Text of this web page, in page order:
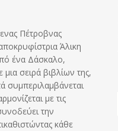
Πέτροβνας
Άλικη
ένα Δάσκαλο,
σειρά βιβλίων της,
συμπεριλαμβάνεται
με τις
την
κάθε